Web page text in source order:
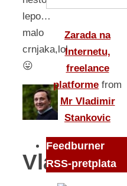
lepo…
malo
crnjaka,lol
😛
Vladimir
Zarada na
Internetu,
freelance
platforme from
Mr Vladimir
Stankovic
Feedburner
RSS-pretplata